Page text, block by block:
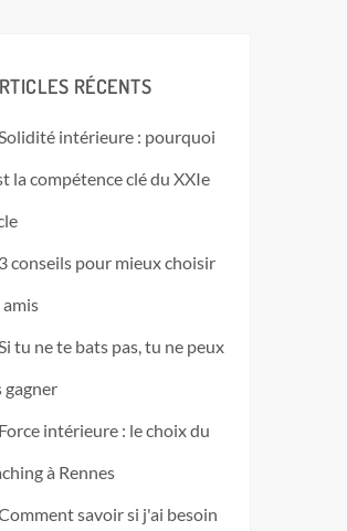
RÉCENTS
intérieure : pourquoi
la compétence clé du XXIe
3 conseils pour mieux choisir
amis
tu ne te bats pas, tu ne peux
gagner
Force intérieure : le choix du
à Rennes
savoir si j'ai besoin